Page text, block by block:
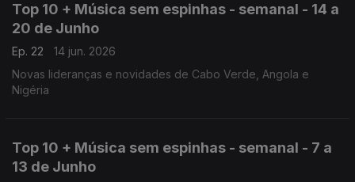
Top 10 + Música sem espinhas - semanal - 14 a
20 de Junho
Ep. 22
14 jun. 2026
Novas lideranças e novidades de Cabo Verde, Angola e
Nigéria
Top 10 + Música sem espinhas - semanal - 7 a
13 de Junho